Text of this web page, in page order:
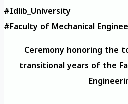
#Idlib_University
#Faculty of Mechanical
Ceremony honoring the
transitional years of the